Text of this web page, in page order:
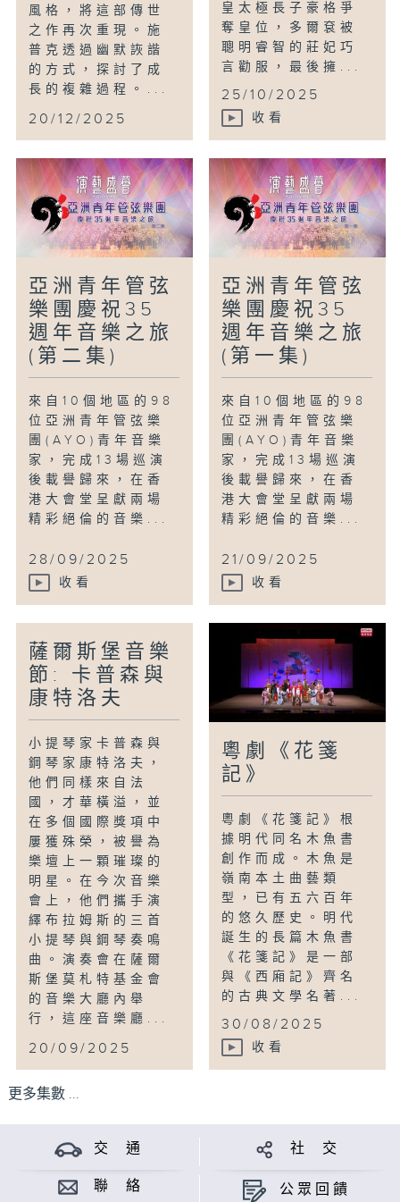
風格，將這部傳世
之作再次重現。施
普克透過幽默詼諧
的方式，探討了成
長的複雜過程。...
20/12/2025
皇太極長子豪格爭
奪皇位，多爾袞被
聰明睿智的莊妃巧
言勸服，最後擁...
25/10/2025
收看
亞洲青年管弦
樂團慶祝35
週年音樂之旅
(第二集)
來自10個地區的98
位亞洲青年管弦樂
團(AYO)青年音樂
家，完成13場巡演
後載譽歸來，在香
港大會堂呈獻兩場
精彩絕倫的音樂...
28/09/2025
收看
亞洲青年管弦
樂團慶祝35
週年音樂之旅
(第一集)
來自10個地區的98
位亞洲青年管弦樂
團(AYO)青年音樂
家，完成13場巡演
後載譽歸來，在香
港大會堂呈獻兩場
精彩絕倫的音樂...
21/09/2025
收看
薩爾斯堡音樂
節: 卡普森與
康特洛夫
小提琴家卡普森與
鋼琴家康特洛夫，
他們同樣來自法
國，才華橫溢，並
在多個國際獎項中
屢獲殊榮，被譽為
樂壇上一顆璀璨的
明星。在今次音樂
會上，他們攜手演
繹布拉姆斯的三首
小提琴與鋼琴奏鳴
曲。演奏會在薩爾
斯堡莫札特基金會
的音樂大廳內舉
行，這座音樂廳...
20/09/2025
粵劇《花箋
記》
粵劇《花箋記》根
據明代同名木魚書
創作而成。木魚是
嶺南本土曲藝類
型，已有五六百年
的悠久歷史。明代
誕生的長篇木魚書
《花箋記》是一部
與《西廂記》齊名
的古典文學名著...
30/08/2025
收看
更多集數 ...
交 通 社 交
聯 絡 公眾回饋